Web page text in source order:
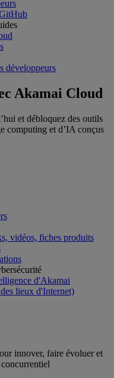
développeurs
Akamai Cloud
et débloquez des outils
computing et d’IA conçus
vidéos, fiches produits
d'Akamai
lieux d'Internet)
innover, faire évoluer et